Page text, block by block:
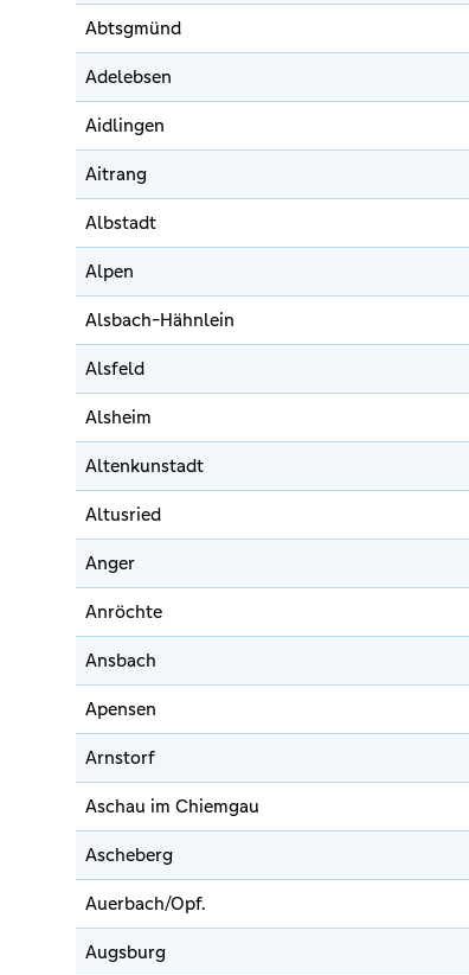
Abtsgmünd
Adelebsen
Aidlingen
Aitrang
Albstadt
Alpen
Alsbach-Hähnlein
Alsfeld
Alsheim
Altenkunstadt
Altusried
Anger
Anröchte
Ansbach
Apensen
Arnstorf
Aschau im Chiemgau
Ascheberg
Auerbach/Opf.
Augsburg